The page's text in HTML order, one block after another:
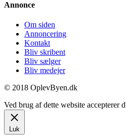
Annonce
Om siden
Annoncering
Kontakt
Bliv skribent
Bliv sælger
Bliv medejer
© 2018 OplevByen.dk
Ved brug af dette website accepterer
Luk